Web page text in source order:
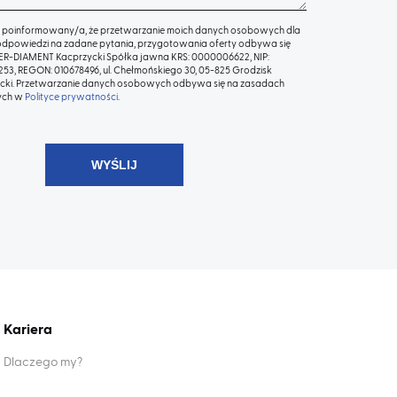
poinformowany/a, że przetwarzanie moich danych osobowych dla
na zadane pytania, przygotowania oferty odbywa się
DIAMENT Kacprzycki Spółka jawna KRS: 0000006622, NIP:
REGON: 010678496, ul. Chełmońskiego 30, 05-825 Grodzisk
Przetwarzanie danych osobowych odbywa się na zasadach
w Polityce prywatności.
Kariera
Dlaczego my?